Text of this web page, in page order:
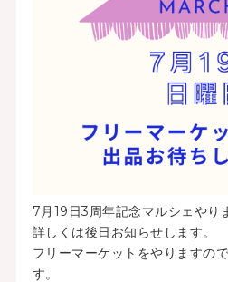
7月19日3周年記念マルシェやり
詳しくは後日お知らせします。
フリーマーケットをやりますの
す。